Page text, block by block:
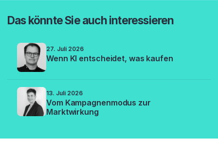
Das könnte Sie auch interessieren
27. Juli 2026
Wenn KI entscheidet, was kaufen
13. Juli 2026
Vom Kampagnenmodus zur
Marktwirkung